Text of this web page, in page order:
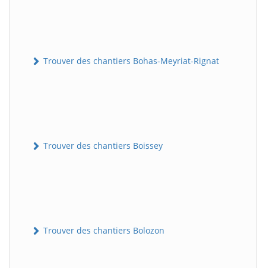
Trouver des chantiers Bohas-Meyriat-Rignat
Trouver des chantiers Boissey
Trouver des chantiers Bolozon